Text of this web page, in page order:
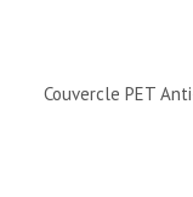
Couvercle PET